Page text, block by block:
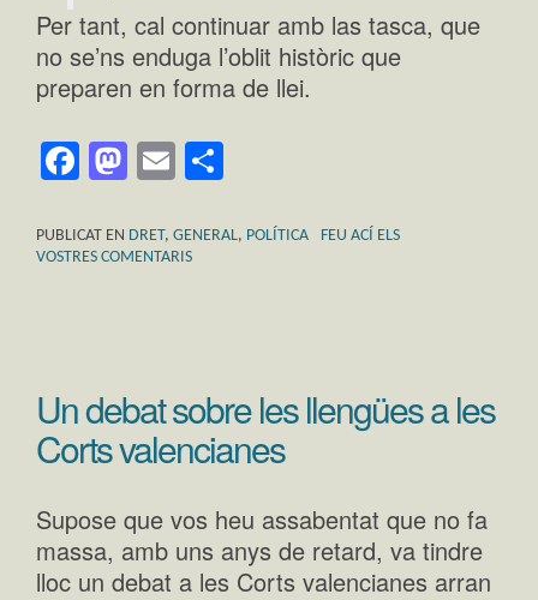
Per tant, cal continuar amb las tasca, que
no se’ns enduga l’oblit històric que
preparen en forma de llei.
Facebook
Mastodon
Email
PUBLICAT EN DRET, GENERAL, POLÍTICA
FEU ACÍ ELS
VOSTRES COMENTARIS
Un debat sobre les llengües a les
Corts valencianes
Supose que vos heu assabentat que no fa
massa, amb uns anys de retard, va tindre
lloc un debat a les Corts valencianes arran